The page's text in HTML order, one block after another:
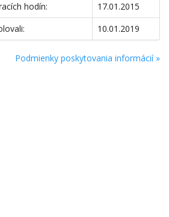
hodín:
17.01.2015
10.01.2019
Podmienky poskytovania informácií »